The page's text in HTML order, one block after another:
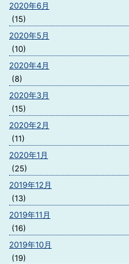
2020年6月
(15)
2020年5月
(10)
2020年4月
(8)
2020年3月
(15)
2020年2月
(11)
2020年1月
(25)
2019年12月
(13)
2019年11月
(16)
2019年10月
(19)